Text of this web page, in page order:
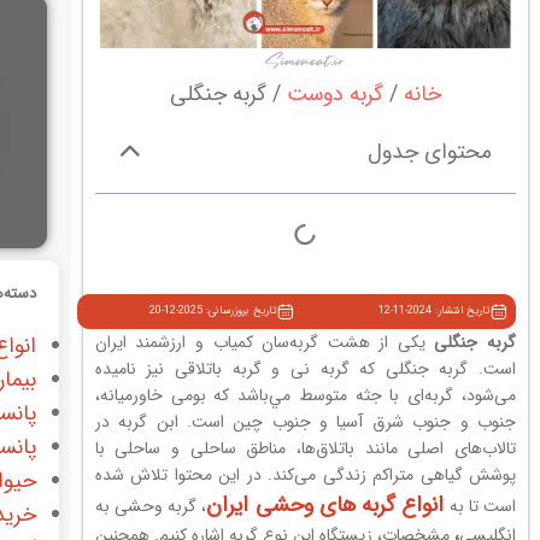
خانه گربه دوست گربه جنگلی
محتوای جدول
تاریخ انتشار: 2024-11-12 تاریخ بروزرسانی: 2025-12-20
گربه جنگلی یکی از هشت گربه‌سان کمیاب و ارزشمند ایران
است. گربه جنگلی که گربه نی و گربه باتلاقی نیز نامیده
می‌شود، گربه‌ای با جثه متوسط مي‌باشد كه بومی خاورمیانه،
جنوب و جنوب شرق آسیا و جنوب چین است. ابن گربه در
تالاب‌های اصلی مانند باتلاق‌ها، مناطق ساحلی و ساحلی با
پوشش گیاهی متراکم زندگی می‌کند. در اين محتوا تلاش شده
است تا به انواع گربه های وحشی ایران، گربه وحشی به